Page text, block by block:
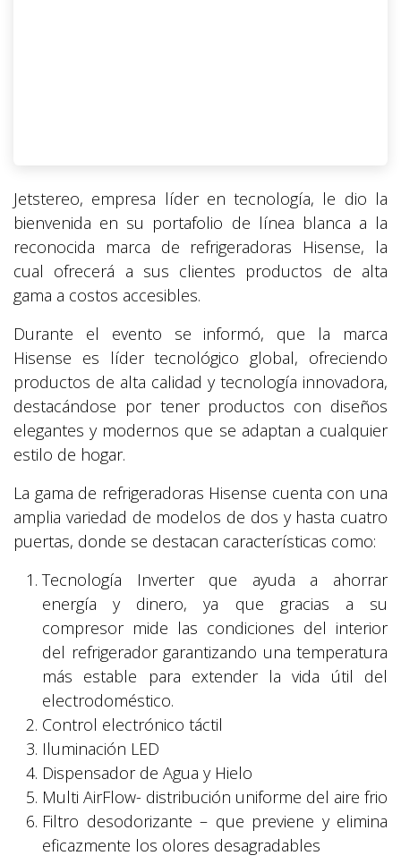
Jetstereo, empresa líder en tecnología, le dio la
bienvenida en su portafolio de línea blanca a la
reconocida marca de refrigeradoras Hisense, la
cual ofrecerá a sus clientes productos de alta
gama a costos accesibles.
Durante el evento se informó, que la marca
Hisense es líder tecnológico global, ofreciendo
productos de alta calidad y tecnología innovadora,
destacándose por tener productos con diseños
elegantes y modernos que se adaptan a cualquier
estilo de hogar.
La gama de refrigeradoras Hisense cuenta con una
amplia variedad de modelos de dos y hasta cuatro
puertas, donde se destacan características como:
Tecnología Inverter que ayuda a ahorrar
energía y dinero, ya que gracias a su
compresor mide las condiciones del interior
del refrigerador garantizando una temperatura
más estable para extender la vida útil del
electrodoméstico.
Control electrónico táctil
Iluminación LED
Dispensador de Agua y Hielo
Multi AirFlow- distribución uniforme del aire frio
Filtro desodorizante – que previene y elimina
eficazmente los olores desagradables